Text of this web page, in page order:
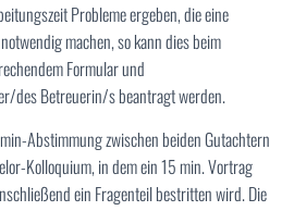
Probleme ergeben, die eine
machen, so kann dies beim
Formular und
des Betreuerin/s beantragt werden.
Abstimmung zwischen beiden Gutachtern
Kolloquium, in dem ein 15 min. Vortrag
ein Fragenteil bestritten wird. Die